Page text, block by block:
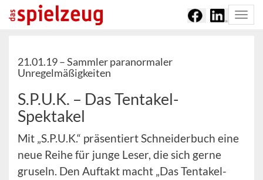
21.01.19 –Sammler paranormaler
Unregelmäßigkeiten
S.P.U.K. – Das Tentakel-
Spektakel
Mit „S.P.U.K.“ präsentiert Schneiderbuch eine
neue Reihe für junge Leser, die sich gerne
gruseln. Den Auftakt macht „Das Tentakel-